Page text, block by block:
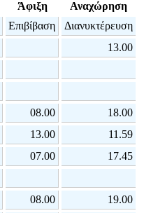
Άφιξη
Αναχώρηση
Επιβίβαση
Διανυκτέρευση
13.00
08.00
18.00
13.00
11.59
07.00
17.45
08.00 19.00